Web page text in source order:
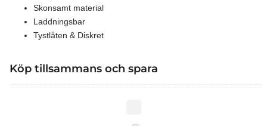
Skonsamt material
Laddningsbar
Tystlåten & Diskret
Köp tillsammans och spara